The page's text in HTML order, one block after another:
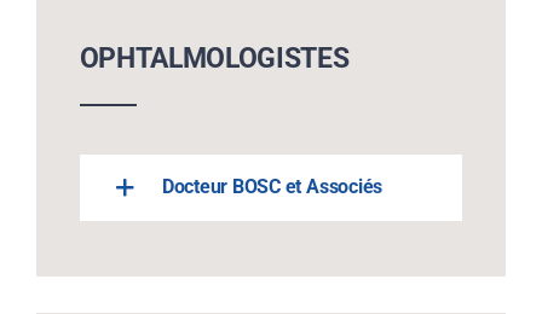
OPHTALMOLOGISTES
Docteur BOSC et Associés